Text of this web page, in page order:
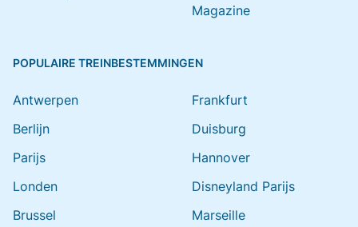
Magazine
POPULAIRE TREINBESTEMMINGEN
Antwerpen
Berlijn
Parijs
Londen
Brussel
Frankfurt
Duisburg
Hannover
Disneyland Parijs
Marseille